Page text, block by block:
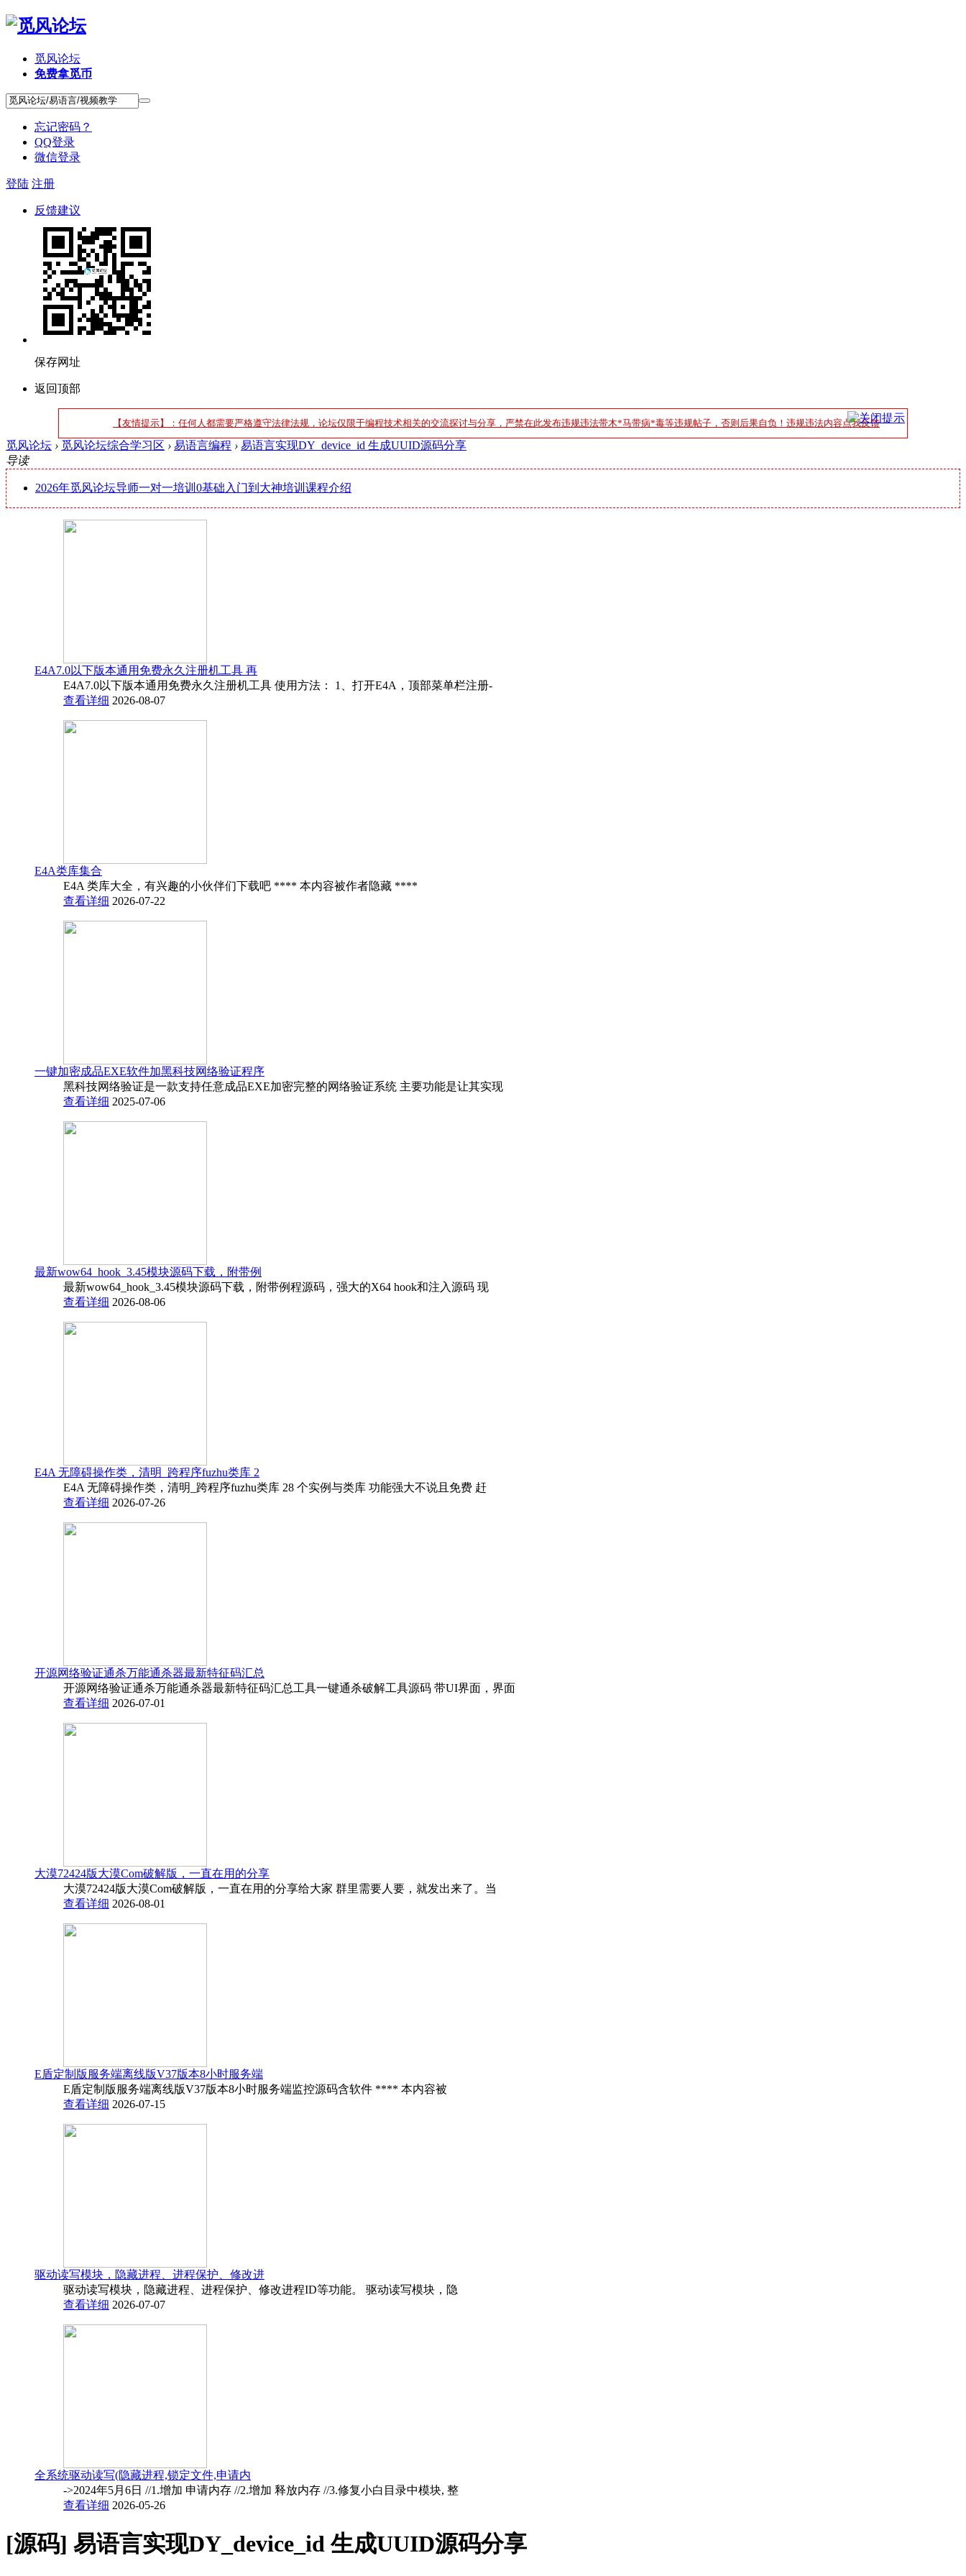
觅风论坛
免费拿觅币
忘记密码？
QQ登录
微信登录
登陆 注册
反馈建议
保存网址
返回顶部
【友情提示】：任何人都需要严格遵守法律法规，论坛仅限于编程技术相关的交流探讨与分享，严禁在此发布违规违法带木*马带病*毒等违规帖子，否则后果自负！违规违法内容点我反馈
觅风论坛 › 觅风论坛综合学习区 › 易语言编程 › 易语言实现DY_device_id 生成UUID源码分享
导读
2026年觅风论坛导师一对一培训0基础入门到大神培训课程介绍
E4A7.0以下版本通用免费永久注册机工具 再
E4A7.0以下版本通用免费永久注册机工具 使用方法： 1、打开E4A，顶部菜单栏注册-
查看详细 2026-08-07
E4A类库集合
E4A 类库大全，有兴趣的小伙伴们下载吧 **** 本内容被作者隐藏 ****
查看详细 2026-07-22
一键加密成品EXE软件加黑科技网络验证程序
黑科技网络验证是一款支持任意成品EXE加密完整的网络验证系统 主要功能是让其实现
查看详细 2025-07-06
最新wow64_hook_3.45模块源码下载，附带例
最新wow64_hook_3.45模块源码下载，附带例程源码，强大的X64 hook和注入源码 现
查看详细 2026-08-06
E4A 无障碍操作类，清明_跨程序fuzhu类库 2
E4A 无障碍操作类，清明_跨程序fuzhu类库 28 个实例与类库 功能强大不说且免费 赶
查看详细 2026-07-26
开源网络验证通杀万能通杀器最新特征码汇总
开源网络验证通杀万能通杀器最新特征码汇总工具一键通杀破解工具源码 带UI界面，界面
查看详细 2026-07-01
大漠72424版大漠Com破解版，一直在用的分享
大漠72424版大漠Com破解版，一直在用的分享给大家 群里需要人要，就发出来了。当
查看详细 2026-08-01
E盾定制版服务端离线版V37版本8小时服务端
E盾定制版服务端离线版V37版本8小时服务端监控源码含软件 **** 本内容被
查看详细 2026-07-15
驱动读写模块，隐藏进程、进程保护、修改进
驱动读写模块，隐藏进程、进程保护、修改进程ID等功能。 驱动读写模块，隐
查看详细 2026-07-07
全系统驱动读写(隐藏进程,锁定文件,申请内
->2024年5月6日 //1.增加 申请内存 //2.增加 释放内存 //3.修复小白目录中模块, 整
查看详细 2026-05-26
[源码] 易语言实现DY_device_id 生成UUID源码分享